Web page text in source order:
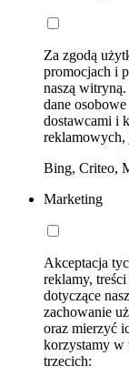
Za zgodą
promocjach i
naszą
dane
dostawcami i
reklamowych,
Bing, Criteo,
Marketing
Akceptacja
reklamy,
dotyczące
zachowanie
oraz mierzyć
korzystamy w
trzecich: